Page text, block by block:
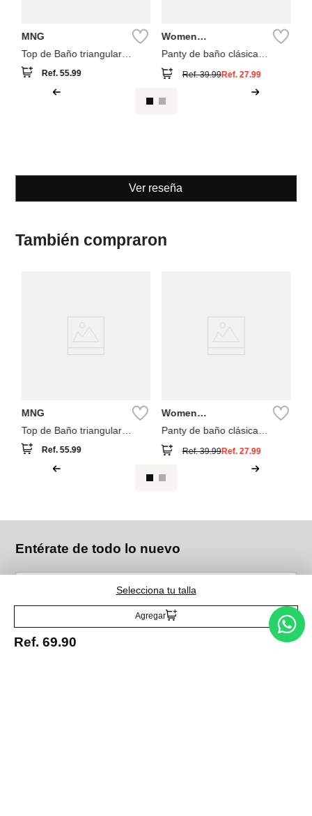
Selecciona tu talla
Agregar
Ref. 69.90
MNG
Top de Baño triangular
estampado paisley
Ref.55.99
Women
Panty de baño clásica
Ref.39.99Ref.27.99
Ver reseña
También compraron
MNG
Top de Baño triangular
estampado paisley
Ref.55.99
Women
Secret
Panty de baño clásica
estampado pañuelo
Ref.39.99Ref.27.99
Entérate de todo lo nuevo
Acepto la política de tratamiento de datos personales Suscribirse